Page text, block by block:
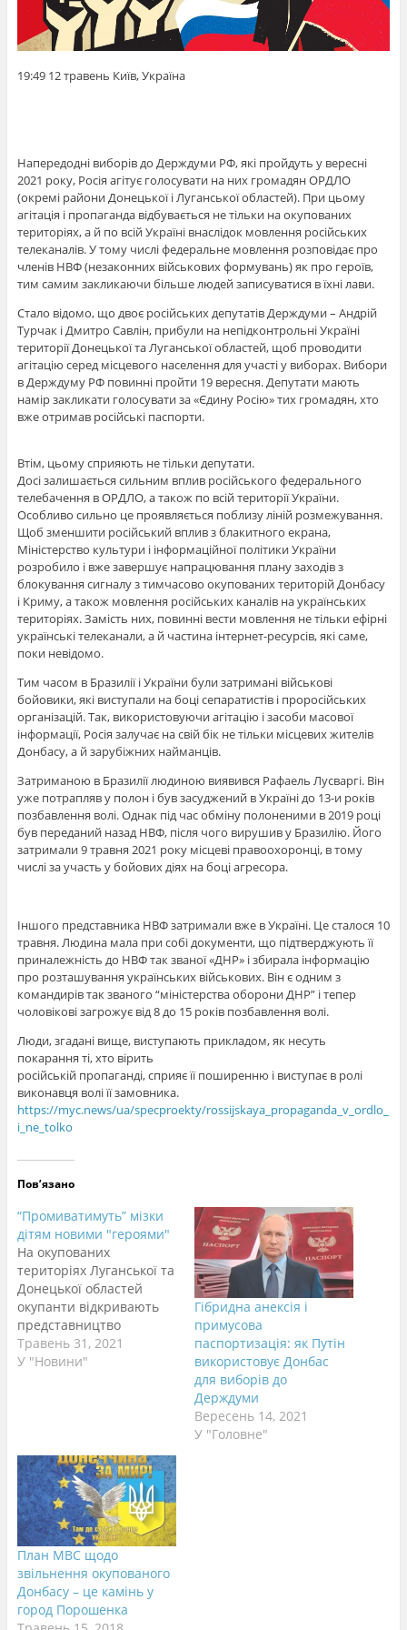
19:49 12 травень Київ, Україна
Напередодні виборів до Держдуми РФ, які пройдуть у вересні
2021 року, Росія агітує голосувати на них громадян ОРДЛО
(окремі райони Донецької і Луганської областей). При цьому
агітація і пропаганда відбувається не тільки на окупованих
територіях, а й по всій Україні внаслідок мовлення російських
телеканалів. У тому числі федеральне мовлення розповідає про
членів НВФ (незаконних військових формувань) як про героїв,
тим самим закликаючи більше людей записуватися в їхні лави.
Стало відомо, що двоє російських депутатів Держдуми – Андрій
Турчак і Дмитро Савлін, прибули на непідконтрольні Україні
території Донецької та Луганської областей, щоб проводити
агітацію серед місцевого населення для участі у виборах. Вибори
в Держдуму РФ повинні пройти 19 вересня. Депутати мають
намір закликати голосувати за «Єдину Росію» тих громадян, хто
вже отримав російські паспорти.
Втім, цьому сприяють не тільки депутати.
Досі залишається сильним вплив російського федерального
телебачення в ОРДЛО, а також по всій території України.
Особливо сильно це проявляється поблизу ліній розмежування.
Щоб зменшити російський вплив з блакитного екрана,
Міністерство культури і інформаційної політики України
розробило і вже завершує напрацювання плану заходів з
блокування сигналу з тимчасово окупованих територій Донбасу
і Криму, а також мовлення російських каналів на українських
територіях. Замість них, повинні вести мовлення не тільки ефірні
українські телеканали, а й частина інтернет-ресурсів, які саме,
поки невідомо.
Тим часом в Бразилії і України були затримані військові
бойовики, які виступали на боці сепаратистів і проросійських
організацій. Так, використовуючи агітацію і засоби масової
інформації, Росія залучає на свій бік не тільки місцевих жителів
Донбасу, а й зарубіжних найманців.
Затриманою в Бразилії людиною виявився Рафаель Лусваргі. Він
уже потрапляв у полон і був засуджений в Україні до 13-и років
позбавлення волі. Однак під час обміну полоненими в 2019 році
був переданий назад НВФ, після чого вирушив у Бразилію. Його
затримали 9 травня 2021 року місцеві правоохоронці, в тому
числі за участь у бойових діях на боці агресора.
Іншого представника НВФ затримали вже в Україні. Це сталося 10
травня. Людина мала при собі документи, що підтверджують її
приналежність до НВФ так званої «ДНР» і збирала інформацію
про розташування українських військових. Він є одним з
командирів так званого “міністерства оборони ДНР” і тепер
чоловікові загрожує від 8 до 15 років позбавлення волі.
Люди, згадані вище, виступають прикладом, як несуть
покарання ті, хто вірить
російській пропаганді, сприяє її поширенню і виступає в ролі
виконавця волі її замовника.
https://myc.news/ua/specproekty/rossijskaya_propaganda_v_ordlo_
i_ne_tolko
Пов’язано
“Промиватимуть” мізки
дітям новими "героями"
На окупованих
територіях Луганської та
Донецької областей
окупанти відкривають
представництво
всеросійської
громадської організації
молоді та дітей. Про це
повідомляє Depo.Донбас
з посиланням на “Східну
правозахисну групу”.
Повідомляється, що
після візиту в ОРДЛО
депутатів Держдуми РФ
Дмитра Сабліна та
Андрій Турчака, в Кремлі
вирішили відкрити в
Травень 31, 2021
У "Новини"
Гібридна анексія і
примусова
паспортизація: як Путін
використовує Донбас
для виборів до
Держдуми
Вересень 14, 2021
У "Головне"
План МВС щодо
звільнення окупованого
Донбасу – це камінь у
город Порошенка